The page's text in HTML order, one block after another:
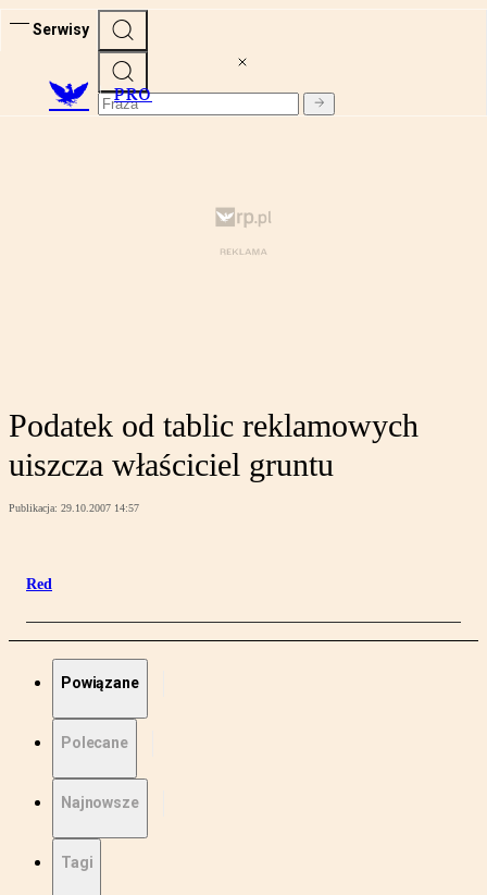
Serwisy
PRO
Podatek od tablic reklamowych
uiszcza właściciel gruntu
Publikacja: 29.10.2007 14:57
Red
Powiązane
Polecane
Najnowsze
Tagi